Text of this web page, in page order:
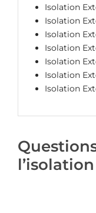
Isolation
Isolation
Isolation
Isolation
Isolation
Isolation
Isolation